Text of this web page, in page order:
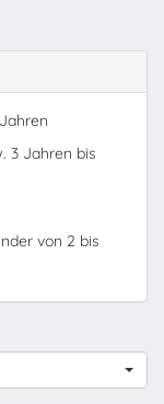
3 Jahren bis
von 2 bis